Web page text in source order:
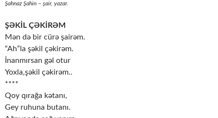
Şahnaz Şahin – şair, yazar.
ŞƏKİL ÇƏKİRƏM
Mən də bir cürə şairəm.
“Ah”la şəkil çəkirəm.
İnanmırsan gəl otur
Yoxla,şəkil çəkirəm..
****
Qoy qırağa kətanı,
Gey ruhuna butanı.